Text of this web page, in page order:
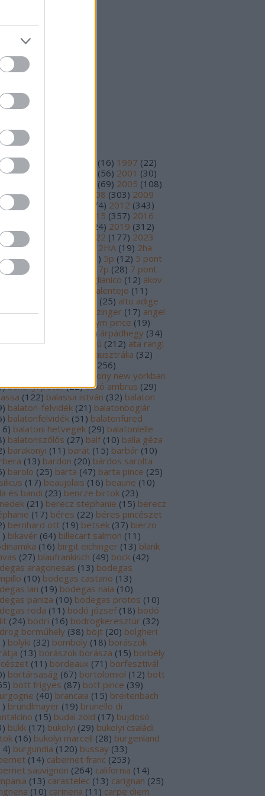
október
...
2.0
( 11) (16) 1997 (22)
(14) (56) 2001 (30)
(69) 2005 (108)
(195 2008 (303) 2009
2010 374) 2012 (343)
2015 (357) 2016
324) 2019 (312)
( 199 2022 (177) 2023
) 2024 2HA (19) 2ha
) 3 pont ) 5p (12) 5 pont
6p (26 7p (28) 7 pont
aglianico (12) akov
alentejo (11 )
(25) alto adige
) alves de sousa alzinger (17) angel
anonym pince (19)
) árpádhegy (34)
(39) ascheri aszú (212) ata rangi
ausztrália (32)
256)
badacsony new yorkban
) bakonyi péter (22) bakó ambrus (29)
(122) balassa istván (32) balaton
) balaton-felvidék (21 ) balatonboglár
) balatonfelvidék (51 ) balatonfüred
) balatoni hetvegek (29) balatonlelle
) balatonszőlős (27) balf (10) balla géza
) barakonyi (11 ) barát (15) barbár (10)
(13) bardon (20) bárdos sarolta
) barolo (25) barta (47) barta pince (25)
(17) beaujolais (16) beaune (10)
és bandi (23) bencze birtok (23)
(21 ) berecz stephanie (15) berecz
(17) béres (22) béres pincészet
) bernhard ott (19) betsek (37) bierzo
) bikavér (64) billecart salmon (11 )
(16) birgit eichinger (13) blank
(27) blaufrankisch (49) bock (42)
aragonesas (13) bodegas
(10) bodegas castano (13)
lan (19) bodegas naia (10)
paniza (10) bodegas protos (10)
roda (11 ) bodó józsef (18) bodó
(24) bodri (16) bodrogkeresztúr (32)
borműhely (38) böjt (20) bolgheri
) bolyki (32) bomboly (18) borászok
(13) borászok borásza (15) borbély
(11 ) bordeaux (71 ) borfesztivál
) bortársaság (67) bortolomiol (12) bott
) bott frigyes (87) bott pince (39)
(40) brancaia (15) breitenbach
) bründlmayer (19) brunello di
(15) budai zöld (17) bujdosó
) bükk (17) bukolyi (29) bukolyi családi
(16) bukolyi marcell (28) burgenland
) burgundia (120) bussay (33)
(14) cabernet franc (253)
sauvignon (264) california (14)
(13) carastelec (13) carignan (25)
(10) carinena (11 ) carpe diem